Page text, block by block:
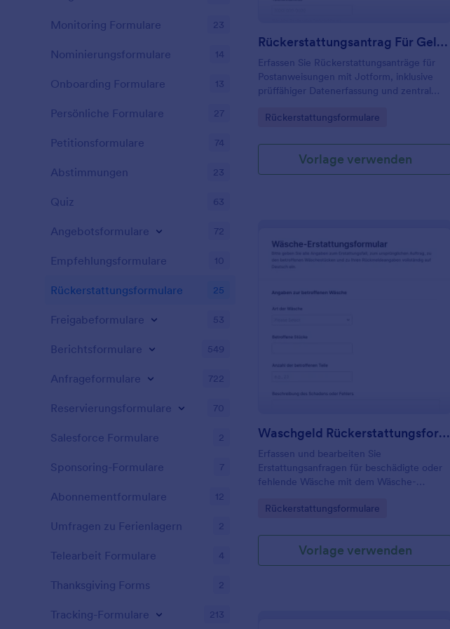
Rückerstattungsantrag Für Geldbestellung Formular
Erfassen Sie Rückerstattungsanträge für
Postanweisungen mit Jotform, inklusive
prüffähiger Datenerfassung und zentral
Filialen, Zahlungsstellen und
Go to Category:
Rückerstattungsformulare
Vorlage verwenden
Waschgeld Rückerstattungsformular
Erfassen und bearbeiten Sie
Erstattungsanfragen für beschädigte oder
fehlende Wäsche mit dem Wäsche-
Wäschereien, Reinigungen, Hotels und
Go to Category:
Rückerstattungsformulare
Vorlage verwenden
Monitoring Formulare 23
Nominierungsformulare 14
Onboarding Formulare 13
Persönliche Formulare 27
Petitionsformulare 74
Abstimmungen 23
Quiz 63
Angebotsformulare 72
Empfehlungsformulare 10
Rückerstattungsformulare 25
Freigabeformulare 53
Berichtsformulare 549
Anfrageformulare 722
Reservierungsformulare 70
Salesforce Formulare 2
Sponsoring-Formulare 7
Abonnementformulare 12
Umfragen zu Ferienlagern 2
Telearbeit Formulare 4
Thanksgiving Forms 2
Tracking-Formulare 213